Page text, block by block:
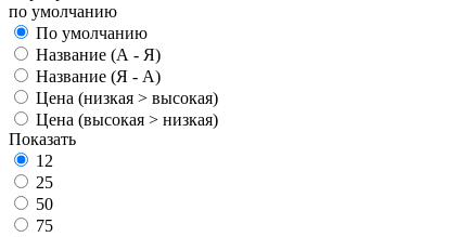
по умолчанию
По умолчанию
Название (А - Я)
Название (Я - А)
Цена (низкая > высокая)
Цена (высокая > низкая)
Показать
12
25
50
75